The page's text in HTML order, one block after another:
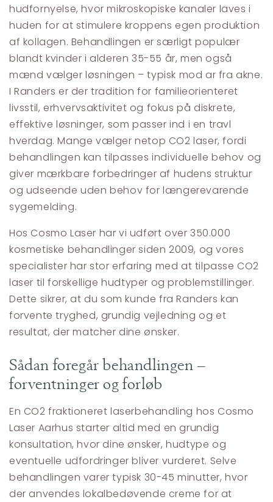
hudfornyelse, hvor mikroskopiske kanaler laves i
huden for at stimulere kroppens egen produktion
af kollagen. Behandlingen er særligt populær
blandt kvinder i alderen 35-55 år, men også
mænd vælger løsningen – typisk mod ar fra akne.
I Randers er der tradition for familieorienteret
livsstil, erhvervsaktivitet og fokus på diskrete,
effektive løsninger, som passer ind i en travl
hverdag. Mange vælger netop CO2 laser, fordi
behandlingen kan tilpasses individuelle behov og
giver mærkbare forbedringer af hudens struktur
og udseende uden behov for længerevarende
sygemelding.
Hos Cosmo Laser har vi udført over 350.000
kosmetiske behandlinger siden 2009, og vores
specialister har stor erfaring med at tilpasse CO2
laser til forskellige hudtyper og problemstillinger.
Dette sikrer, at du som kunde fra Randers kan
forvente tryghed, grundig vejledning og et
resultat, der matcher dine ønsker.
Sådan foregår behandlingen –
forventninger og forløb
En CO2 fraktioneret laserbehandling hos Cosmo
Laser Aarhus starter altid med en grundig
konsultation, hvor dine ønsker, hudtype og
eventuelle udfordringer bliver vurderet. Selve
behandlingen varer typisk 30-45 minutter, hvor
der anvendes lokalbedøvende creme for at